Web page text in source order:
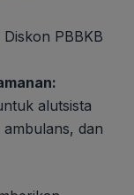
Diskon PBBKB
alutsista
dan